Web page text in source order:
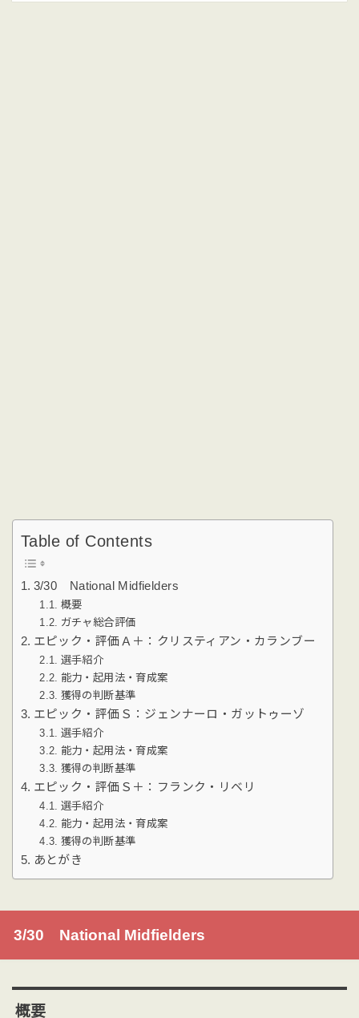
Table of Contents
3/30 National Midfielders
概要
ガチャ総合評価
エピック・評価Ａ＋：クリスティアン・カランブー
選手紹介
能力・起用法・育成案
獲得の判断基準
エピック・評価Ｓ：ジェンナーロ・ガットゥーゾ
選手紹介
能力・起用法・育成案
獲得の判断基準
エピック・評価Ｓ＋：フランク・リベリ
選手紹介
能力・起用法・育成案
獲得の判断基準
あとがき
3/30 National Midfielders
概要